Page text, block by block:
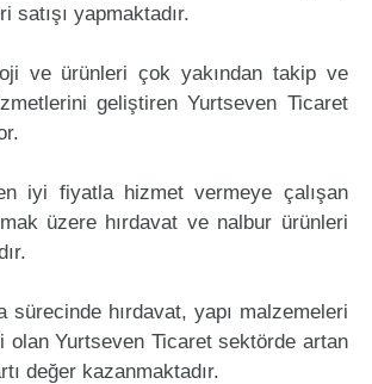
yapmaktadır.
ve ürünleri çok yakından takip ve
geliştiren Yurtseven Ticaret
iyi fiyatla hizmet vermeye çalışan
üzere hırdavat ve nalbur ürünleri
hırdavat, yapı malzemeleri
Yurtseven Ticaret sektörde artan
değer kazanmaktadır.